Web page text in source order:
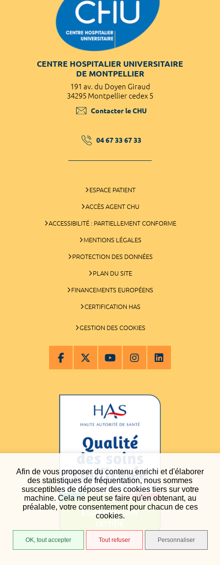
Afin de vous proposer du contenu enrichi et d'élaborer
des statistiques de fréquentation, nous sommes
susceptibles de déposer des cookies tiers sur votre
machine. Cela ne peut se faire qu'en obtenant, au
préalable, votre consentement pour chacun de ces
cookies.
OK, tout accepter Tout refuser Personnaliser
CENTRE HOSPITALIER UNIVERSITAIRE
DE MONTPELLIER
191 av. du Doyen Giraud
34295 Montpellier cedex 5
Contacter le CHU
04 67 33 67 33
ESPACE PATIENT
ACCÈS AGENT CHU
ACCESSIBILITÉ : PARTIELLEMENT CONFORME
MENTIONS LÉGALES
PROTECTION DES DONNÉES
PLAN DU SITE
FINANCEMENTS EUROPÉENS
CERTIFICATION HAS
GESTION DES COOKIES